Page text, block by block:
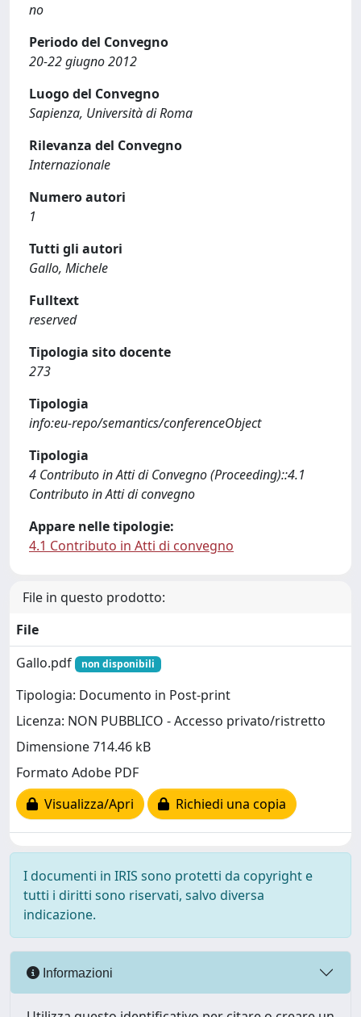
no
Periodo del Convegno
20-22 giugno 2012
Luogo del Convegno
Sapienza, Università di Roma
Rilevanza del Convegno
Internazionale
Numero autori
1
Tutti gli autori
Gallo, Michele
Fulltext
reserved
Tipologia sito docente
273
Tipologia
info:eu-repo/semantics/conferenceObject
Tipologia
4 Contributo in Atti di Convegno (Proceeding)::4.1
Contributo in Atti di convegno
Appare nelle tipologie:
4.1 Contributo in Atti di convegno
File in questo prodotto:
File
Gallo.pdf
non disponibili
Tipologia: Documento in Post-print
Licenza: NON PUBBLICO - Accesso privato/ristretto
Dimensione 714.46 kB
Formato Adobe PDF
Visualizza/Apri
Richiedi una copia
I documenti in IRIS sono protetti da copyright e
tutti i diritti sono riservati, salvo diversa
indicazione.
Informazioni